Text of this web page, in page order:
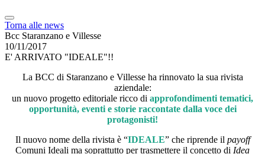
Torna alle news
Bcc Staranzano e Villesse
10/11/2017
E' ARRIVATO "IDEALE"!!
La BCC di Staranzano e Villesse ha rinnovato la sua rivista
aziendale:
un nuovo progetto editoriale ricco di approfondimenti tematici,
opportunità, eventi e storie raccontate dalla voce dei
protagonisti!
Il nuovo nome della rivista è “IDEALE” che riprende il payoff
Comuni Ideali ma soprattutto per trasmettere il concetto di Idea